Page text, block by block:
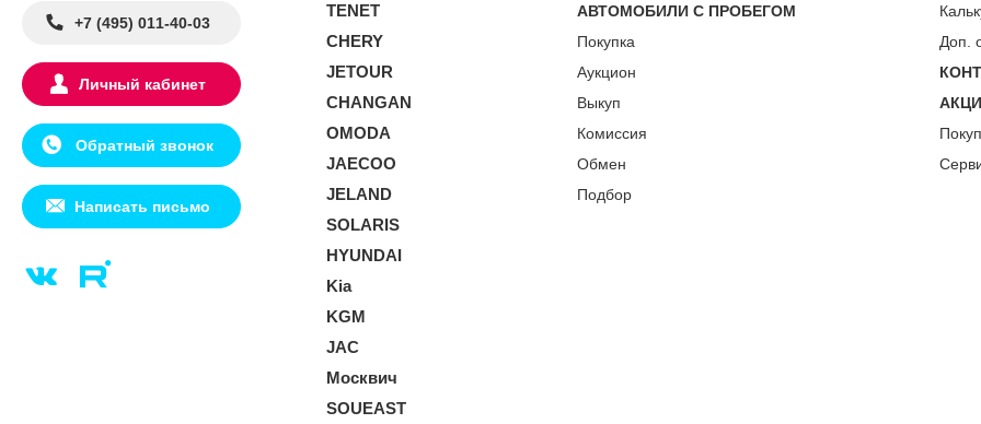
+7 (495) 011-40-03
Личный кабинет
Обратный звонок
Написать письмо
TENET
CHERY
JETOUR
CHANGAN
OMODA
JAECOO
JELAND
SOLARIS
HYUNDAI
Kia
KGM
JAC
Москвич
SOUEAST
АВТОМОБИЛИ С ПРОБЕГОМ
Покупка
Аукцион
Выкуп
Комиссия
Обмен
Подбор
Доп.